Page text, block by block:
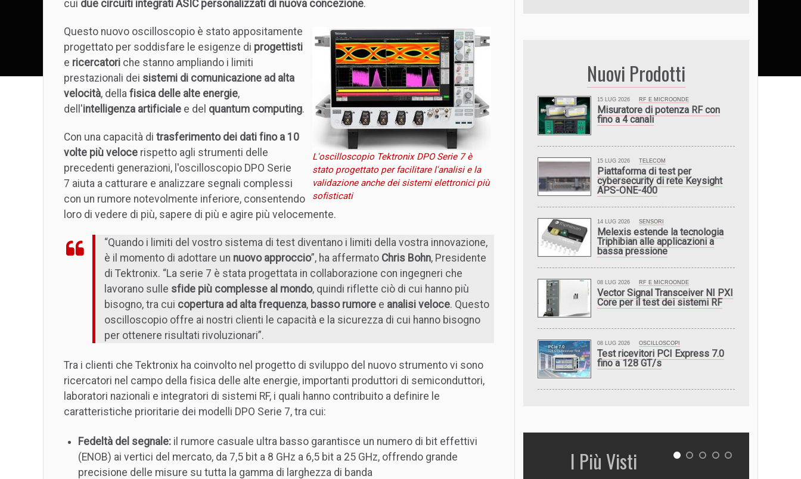
cui due circuiti integrati ASIC personalizzati di nuova concezione.
L'oscilloscopio Tektronix DPO Serie 7 è
stato progettato per facilitare l'analisi e la
validazione anche dei sistemi elettronici più
sofisticati
Questo nuovo oscilloscopio è stato appositamente
progettato per soddisfare le esigenze di progettisti
e ricercatori che stanno ampliando i limiti
prestazionali dei sistemi di comunicazione ad alta
velocità, della fisica delle alte energie,
dell'intelligenza artificiale e del quantum computing.
Con una capacità di trasferimento dei dati fino a 10
volte più veloce rispetto agli strumenti delle
precedenti generazioni, l'oscilloscopio DPO Serie
7 aiuta a catturare e analizzare segnali complessi
con un rumore notevolmente inferiore, consentendo
loro di vedere di più, sapere di più e agire più velocemente.
“Quando i limiti del vostro sistema di test diventano i limiti della vostra innovazione,
è il momento di adottare un nuovo approccio”, ha affermato Chris Bohn, Presidente
di Tektronix. “La serie 7 è stata progettata in collaborazione con ingegneri che
lavorano sulle sfide più complesse al mondo, quindi riflette ciò di cui hanno più
bisogno, tra cui copertura ad alta frequenza, basso rumore e analisi veloce. Questo
oscilloscopio offre ai nostri clienti le capacità e la sicurezza di cui hanno bisogno
per ottenere risultati rivoluzionari”.
Tra i clienti che Tektronix ha coinvolto nel progetto di sviluppo del nuovo strumento vi sono
ricercatori nel campo della fisica delle alte energie, importanti produttori di semiconduttori,
laboratori nazionali e integratori di sistemi RF, i quali hanno contribuito a definire le
caratteristiche prioritarie dei modelli DPO Serie 7, tra cui:
Fedeltà del segnale: il rumore casuale ultra basso garantisce un numero di bit effettivi
(ENOB) ai vertici del mercato, da 7,5 bit a 8 GHz a 6,5 bit a 25 GHz, offrendo grande
precisione delle misure su tutta la gamma di larghezza di banda
Nuovi Prodotti
15 LUG 2026 RF E MICROONDE
Misuratore di potenza RF con
fino a 4 canali
15 LUG 2026 TELECOM
Piattaforma di test per
cybersecurity di rete Keysight
APS-ONE-400
14 LUG 2026 SENSORI
Melexis estende la tecnologia
Triphibian alle applicazioni a
bassa pressione
08 LUG 2026 RF E MICROONDE
Vector Signal Transceiver NI PXI
Core per il test dei sistemi RF
08 LUG 2026 OSCILLOSCOPI
Test ricevitori PCI Express 7.0
fino a 128 GT/s
I Più Visti